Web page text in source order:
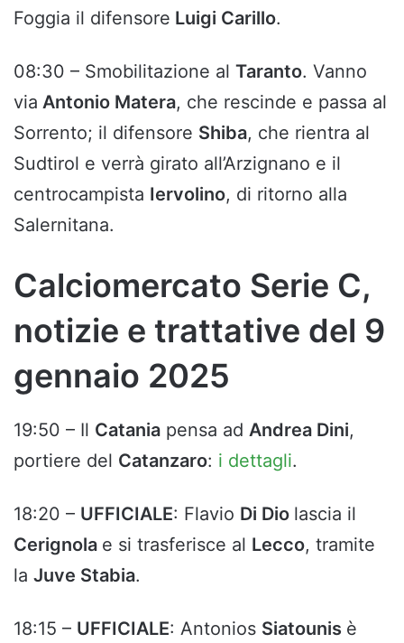
Foggia il difensore Luigi Carillo.
08:30 – Smobilitazione al Taranto. Vanno
via Antonio Matera, che rescinde e passa al
Sorrento; il difensore Shiba, che rientra al
Sudtirol e verrà girato all’Arzignano e il
centrocampista Iervolino, di ritorno alla
Salernitana.
Calciomercato Serie C,
notizie e trattative del 9
gennaio 2025
19:50 – Il Catania pensa ad Andrea Dini,
portiere del Catanzaro: i dettagli.
18:20 – UFFICIALE: Flavio Di Dio lascia il
Cerignola e si trasferisce al Lecco, tramite
la Juve Stabia.
18:15 – UFFICIALE: Antonios Siatounis è